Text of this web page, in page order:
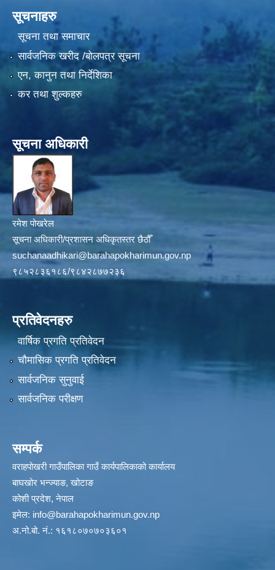
सूचनाहरु
सूचना तथा समाचार
सार्वजनिक खरीद /बोलपत्र सूचना
एन, कानुन तथा निर्देशिका
कर तथा शुल्कहरु
सूचना अधिकारी
रमेश पोखरेल
सूचना अधिकारी/प्रशासन अधिकृतस्तर छैठौँ
suchanaadhikari@barahapokharimun.gov.np
९८५२८३६१८६/९८४२८७७२३६
प्रतिवेदनहरु
वार्षिक प्रगति प्रतिवेदन
चौमासिक प्रगति प्रतिवेदन
सार्वजनिक सुनुवाई
सार्वजनिक परीक्षण
सम्पर्क
वराहपोखरी गाउँपालिका गाउँ कार्यपालिकाको कार्यालय
बाघखोर भन्ज्याङ, खोटाङ
कोशी प्रदेश, नेपाल
इमेल: info@barahapokharimun.gov.np
अ.नो.बो. नं.: १६१८०७०७०३६०१